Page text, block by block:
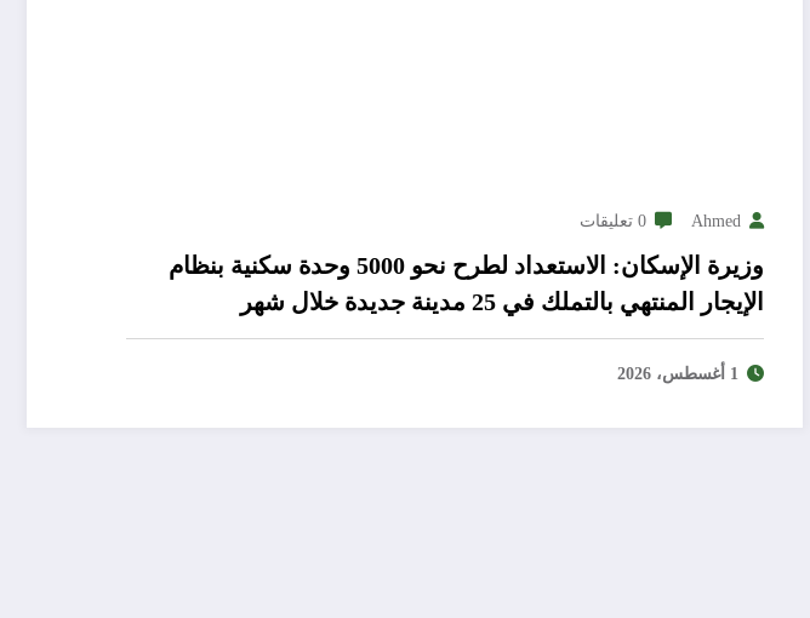
Ahmed 0 تعليقات
وزيرة الإسكان: الاستعداد لطرح نحو 5000 وحدة سكنية بنظام
الإيجار المنتهي بالتملك في 25 مدينة جديدة خلال شهر
1 أغسطس، 2026